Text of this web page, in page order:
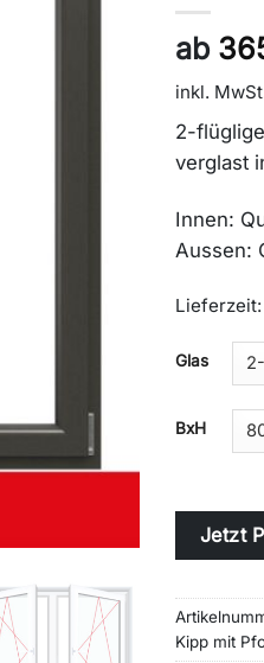
ab
inkl.
2-
verglast
Innen:
Aussen:
Lieferzeit:
Glas
BxH
Jetzt
Kipp mit